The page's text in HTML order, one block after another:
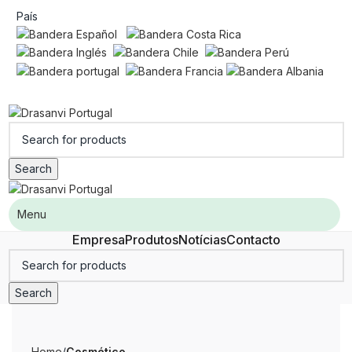
País
Search
Menu
EmpresaProdutosNotíciasContacto
Search